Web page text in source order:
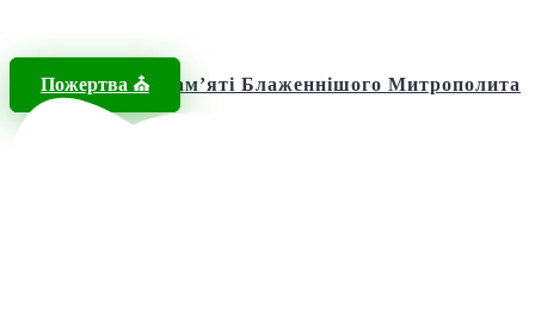
Фонд пам’яті Блаженнішого Митрополита
Пожертва ⛪️